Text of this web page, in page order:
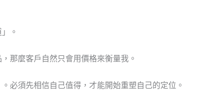
。
那麼客戶自然只會用價格來衡量我。
必須先相信自己值得，才能開始重塑自己的定位。